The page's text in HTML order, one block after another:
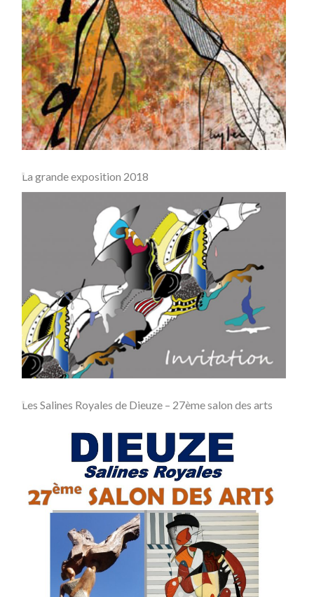
La grande exposition 2018
Les Salines Royales de Dieuze – 27ème salon des arts